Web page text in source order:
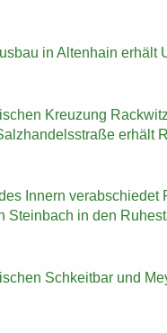
in Al­ten­hain er­hält
Kreu­zung
er­hält
In­nern ver­ab­schie­det
Stein­bach in den
Schkeit­bar und